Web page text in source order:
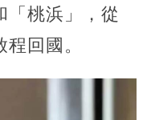
「桃浜」，從
回國。